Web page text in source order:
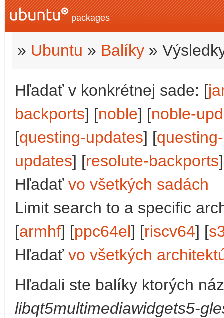
packages
» Ubuntu » Balíky »
Hľadať v konkrétnej sade: [
backports] [noble] [noble-
[questing-updates] [
updates] [resolute-backports
Hľadať vo všetkých sadách
Limit search to a specific
[armhf] [ppc64el] [riscv64] [
Hľadať vo všetkých
Hľadali ste balíky ktorých
libqt5multimediawidgets5-